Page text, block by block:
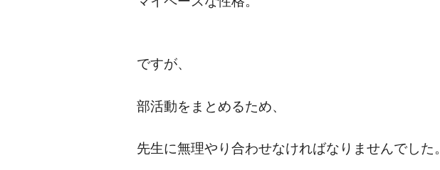
ですが、
部活動をまとめるため、
先生に無理やり合わせなければなりませんでした。